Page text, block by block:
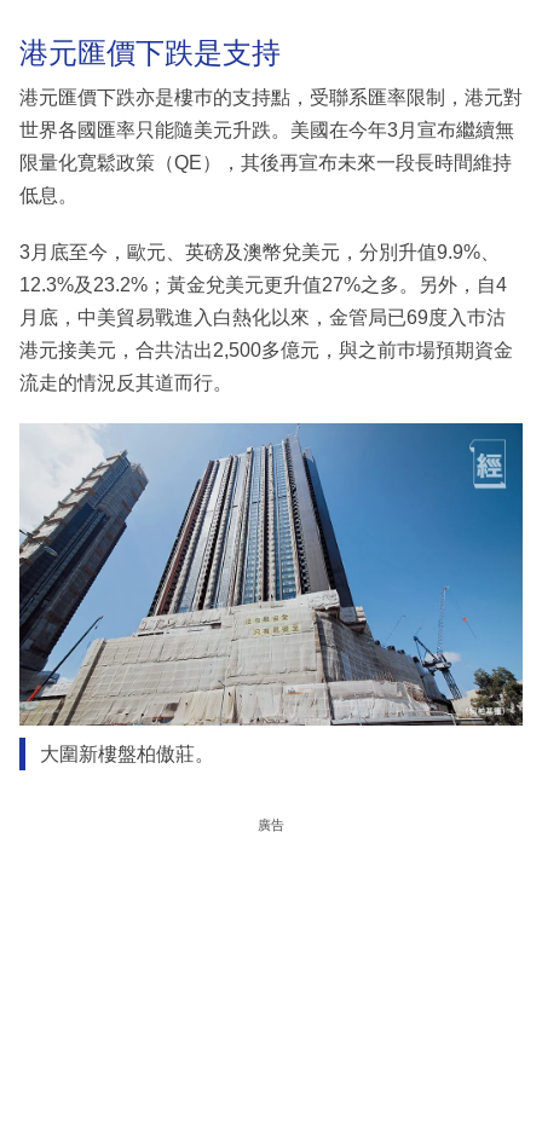
港元匯價下跌是支持
港元匯價下跌亦是樓巿的支持點，受聯系匯率限制，港元對
世界各國匯率只能隨美元升跌。美國在今年3月宣布繼續無
限量化寛鬆政策（QE），其後再宣布未來一段長時間維持
低息。
3月底至今，歐元、英磅及澳幣兌美元，分別升值9.9%、
12.3%及23.2%；黃金兌美元更升值27%之多。另外，自4
月底，中美貿易戰進入白熱化以來，金管局已69度入巿沽
港元接美元，合共沽出2,500多億元，與之前巿場預期資金
流走的情況反其道而行。
大圍新樓盤柏傲莊。
廣告